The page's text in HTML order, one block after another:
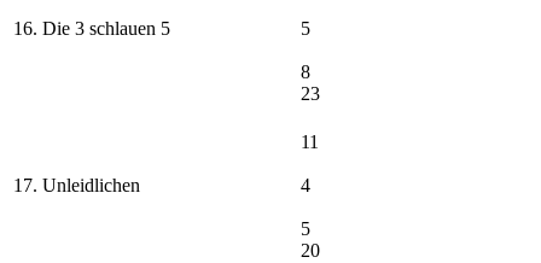
16. Die 3 schlauen 5 5
8
23
17. Unleidlichen
11
4
5
20